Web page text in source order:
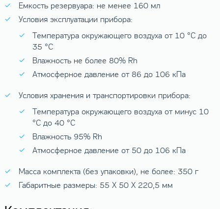
Емкость резервуара: не менее 160 мл
Условия эксплуатации прибора:
Температура окружающего воздуха от 10 °C до
35 °C
Влажность не более 80% Rh
Атмосферное давление от 86 до 106 кПа
Условия хранения и транспортировки прибора:
Температура окружающего воздуха от минус 10
°C до 40 °C
Влажность 95% Rh
Атмосферное давление от 50 до 106 кПа
Масса комплекта (без упаковки), не более: 350 г
Габаритные размеры: 55 X 50 X 220,5 мм